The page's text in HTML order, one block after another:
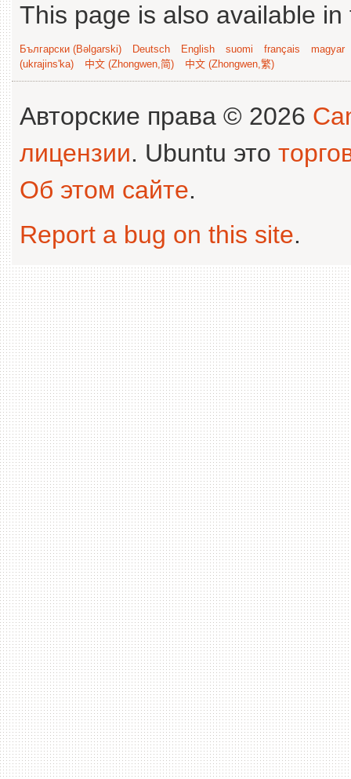
This page is also available
Български (Bəlgarski) Deutsch English suomi français
magyar
(ukrajins'ka)
中文 (Zhongwen,简) 中文 (Zhongwen,繁)
Авторские права © 2026
лицензии. Ubuntu это
Об этом сайте.
Report a bug on this site.